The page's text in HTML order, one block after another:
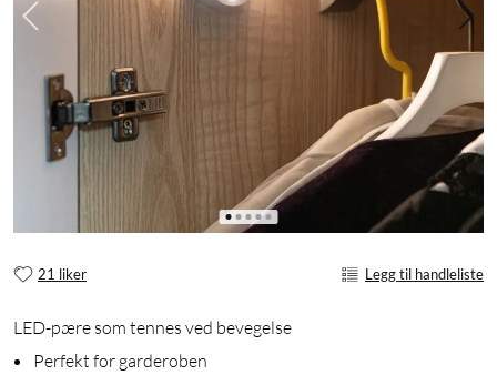
21 liker Legg til handleliste
LED-pære som tennes ved bevegelse
Perfekt for garderoben